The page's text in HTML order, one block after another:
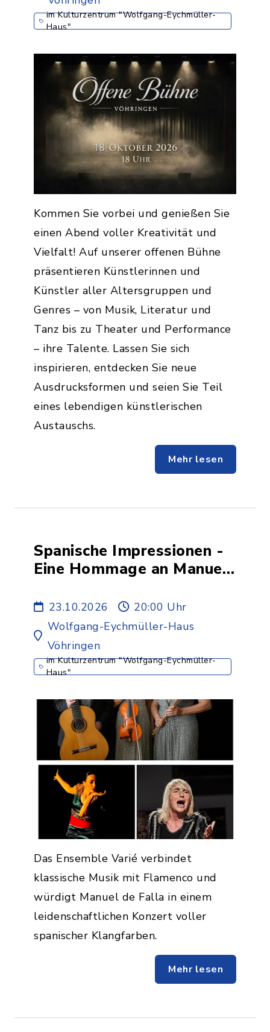
im Kulturzentrum "Wolfgang-Eychmüller-
Haus"
Kommen Sie vorbei und genießen Sie
einen Abend voller Kreativität und
Vielfalt! Auf unserer offenen Bühne
präsentieren Künstlerinnen und
Künstler aller Altersgruppen und
Genres – von Musik, Literatur und
Tanz bis zu Theater und Performance
– ihre Talente. Lassen Sie sich
inspirieren, entdecken Sie neue
Ausdrucksformen und seien Sie Teil
eines lebendigen künstlerischen
Austauschs.
Mehr lesen
Spanische Impressionen -
Eine Hommage an Manuel
23.10.2026
20:00 Uhr
Wolfgang-Eychmüller-Haus
Vöhringen
im Kulturzentrum "Wolfgang-Eychmüller-
Haus"
Das Ensemble Varié verbindet
klassische Musik mit Flamenco und
würdigt Manuel de Falla in einem
leidenschaftlichen Konzert voller
spanischer Klangfarben.
Mehr lesen